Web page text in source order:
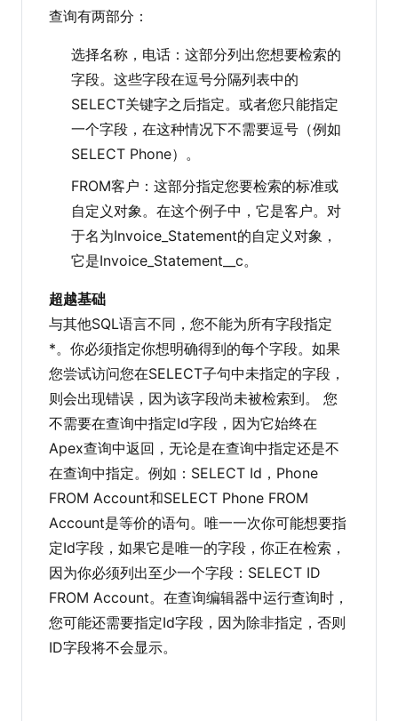
查询有两部分：
选择名称，电话：这部分列出您想要检索的
字段。这些字段在逗号分隔列表中的
SELECT关键字之后指定。或者您只能指定
一个字段，在这种情况下不需要逗号（例如
SELECT Phone）。
FROM客户：这部分指定您要检索的标准或
自定义对象。在这个例子中，它是客户。对
于名为Invoice_Statement的自定义对象，
它是Invoice_Statement__c。
超越基础
与其他SQL语言不同，您不能为所有字段指定
*。你必须指定你想明确得到的每个字段。如果
您尝试访问您在SELECT子句中未指定的字段，
则会出现错误，因为该字段尚未被检索到。 您
不需要在查询中指定Id字段，因为它始终在
Apex查询中返回，无论是在查询中指定还是不
在查询中指定。例如：SELECT Id，Phone
FROM Account和SELECT Phone FROM
Account是等价的语句。唯一一次你可能想要指
定Id字段，如果它是唯一的字段，你正在检索，
因为你必须列出至少一个字段：SELECT ID
FROM Account。在查询编辑器中运行查询时，
您可能还需要指定Id字段，因为除非指定，否则
ID字段将不会显示。